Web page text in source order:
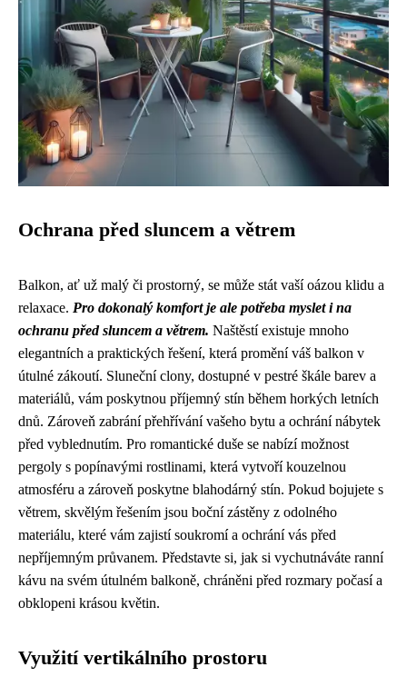
Ochrana před sluncem a větrem
Balkon, ať už malý či prostorný, se může stát vaší oázou klidu a
relaxace. Pro dokonalý komfort je ale potřeba myslet i na
ochranu před sluncem a větrem. Naštěstí existuje mnoho
elegantních a praktických řešení, která promění váš balkon v
útulné zákoutí. Sluneční clony, dostupné v pestré škále barev a
materiálů, vám poskytnou příjemný stín během horkých letních
dnů. Zároveň zabrání přehřívání vašeho bytu a ochrání nábytek
před vyblednutím. Pro romantické duše se nabízí možnost
pergoly s popínavými rostlinami, která vytvoří kouzelnou
atmosféru a zároveň poskytne blahodárný stín. Pokud bojujete s
větrem, skvělým řešením jsou boční zástěny z odolného
materiálu, které vám zajistí soukromí a ochrání vás před
nepříjemným průvanem. Představte si, jak si vychutnáváte ranní
kávu na svém útulném balkoně, chráněni před rozmary počasí a
obklopeni krásou květin.
Využití vertikálního prostoru